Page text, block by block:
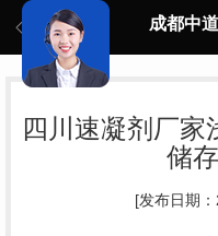
成都中
四川速凝剂厂家
储
[发布日期